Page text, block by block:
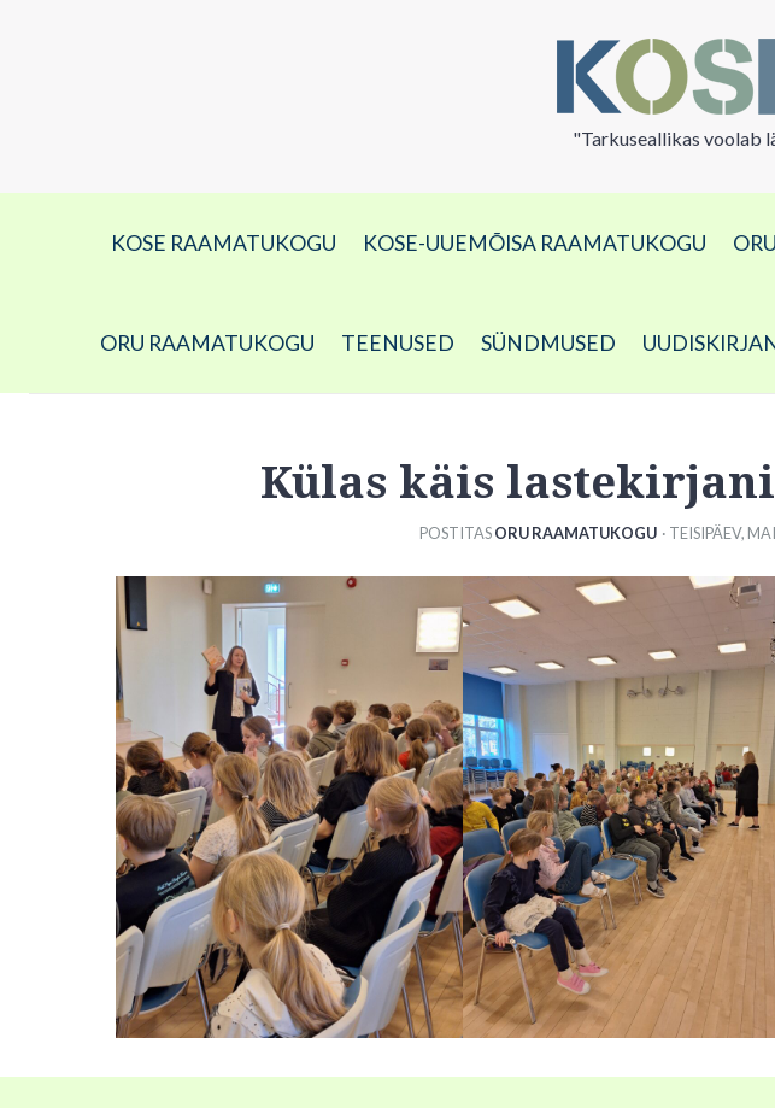
"Tarkuseallikas voolab
KOSE RAAMATUKOGU KOSE-UUEMÕISA RAAMATUKOGU
ORU RAAMATUKOGU TEENUSED SÜNDMUSED
Külas käis
POSTITASORU RAAMATUKOGU · TEISIPÄEV, MAI